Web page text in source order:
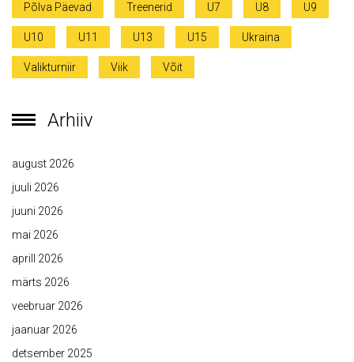
Põlva Päevad Treenerid U7 U8 U9
U10 U11 U13 U15 Ukraina
Valikturniir Viik Võit
Arhiiv
august 2026
juuli 2026
juuni 2026
mai 2026
aprill 2026
märts 2026
veebruar 2026
jaanuar 2026
detsember 2025